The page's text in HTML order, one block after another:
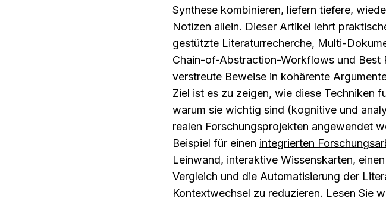
Synthese kombinieren, liefern tiefere,
Notizen allein. Dieser Artikel lehrt
gestützte Literaturrecherche, Multi-
Chain-of-Abstraction-Workflows und Best
verstreute Beweise in kohärente
Ziel ist es zu zeigen, wie diese Techniken
warum sie wichtig sind (kognitive und
realen Forschungsprojekten angewendet
Beispiel für einen integrierten
Leinwand, interaktive Wissenskarten,
Vergleich und die Automatisierung der
Kontextwechsel zu reduzieren. Lesen Sie